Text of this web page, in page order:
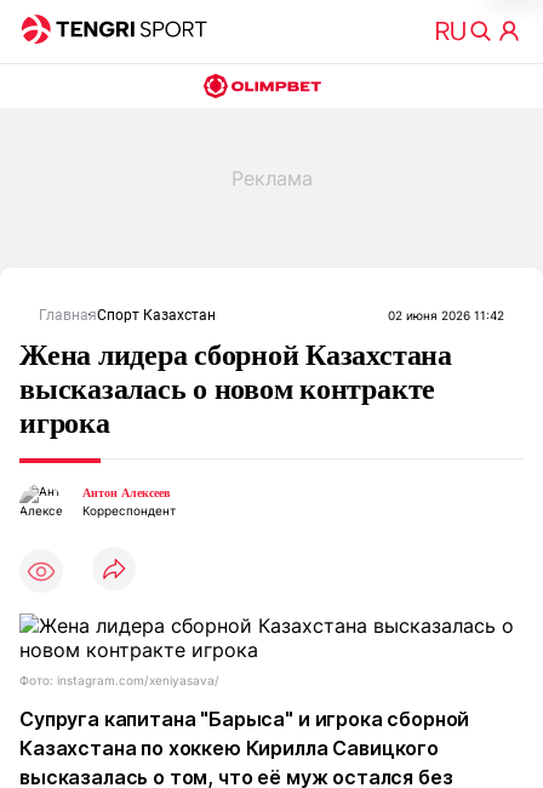
ГлавнаяСпорт Казахстан 02 июня 2026 11:42
Жена лидера сборной Казахстана
высказалась о новом контракте
игрока
Антон Алексеев
Корреспондент
Фото: instagram.com/xeniyasava/
Супруга капитана "Барыса" и игрока сборной
Казахстана по хоккею Кирилла Савицкого
высказалась о том, что её муж остался без